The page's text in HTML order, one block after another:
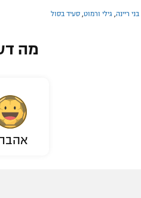
בני ריינה גילי ורמוט סעיד בסול
מה